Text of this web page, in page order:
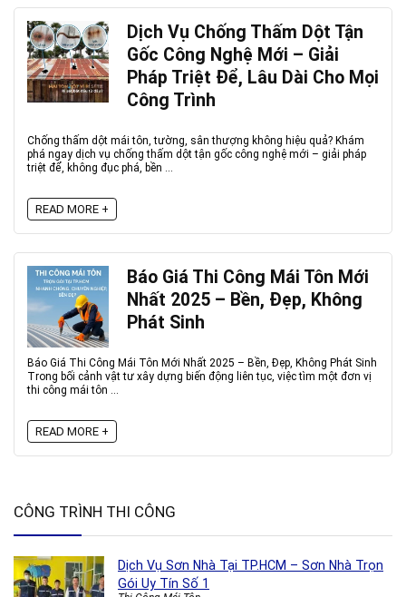
Dịch Vụ Chống Thấm Dột Tận
Gốc Công Nghệ Mới – Giải
Pháp Triệt Để, Lâu Dài Cho Mọi
Công Trình
Chống thấm dột mái tôn, tường, sân thượng không hiệu quả? Khám
phá ngay dịch vụ chống thấm dột tận gốc công nghệ mới – giải pháp
triệt để, không đục phá, bền ...
READ MORE +
Báo Giá Thi Công Mái Tôn Mới
Nhất 2025 – Bền, Đẹp, Không
Phát Sinh
Báo Giá Thi Công Mái Tôn Mới Nhất 2025 – Bền, Đẹp, Không Phát Sinh
Trong bối cảnh vật tư xây dựng biến động liên tục, việc tìm một đơn vị
thi công mái tôn ...
READ MORE +
CÔNG TRÌNH THI CÔNG
Dịch Vụ Sơn Nhà Tại TP.HCM – Sơn Nhà Trọn
Gói Uy Tín Số 1